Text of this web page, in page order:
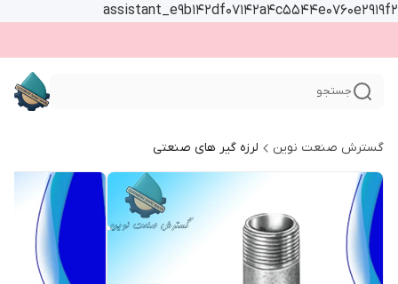
assistant_e9b142df07142a4c5544e0760e2919f2
جستجو
گسترش صنعت نوین لرزه گیر های صنعتی